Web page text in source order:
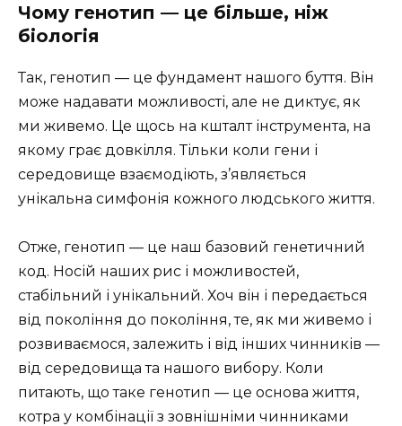
Чому генотип — це більше, ніж
біологія
Так, генотип — це фундамент нашого буття. Він
може надавати можливості, але не диктує, як
ми живемо. Це щось на кшталт інструмента, на
якому грає довкілля. Тільки коли гени і
середовище взаємодіють, з’являється
унікальна симфонія кожного людського життя.
Отже, генотип — це наш базовий генетичний
код. Носій наших рис і можливостей,
стабільний і унікальний. Хоч він і передається
від покоління до покоління, те, як ми живемо і
розвиваємося, залежить і від інших чинників —
від середовища та нашого вибору. Коли
питають, що таке генотип — це основа життя,
котра у комбінації з зовнішніми чинниками